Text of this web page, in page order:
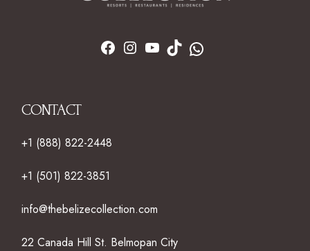
CONTACT
+1 (888) 822-2448
+1 (501) 822-3851
info@thebelizecollection.com
22 Canada Hill St. Belmopan City